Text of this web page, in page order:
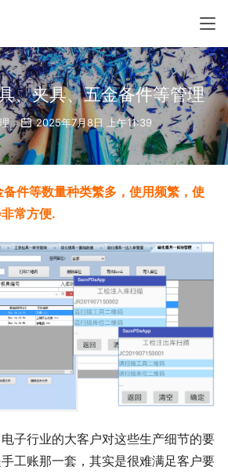
、夹具、五金备件等管理
2025年7月8日 上午11:39
件等数量种类繁多，使用频繁，使
常方便.
子行业的大客户对这些生产细节的要
工账那一套，其实是很难满足客户要